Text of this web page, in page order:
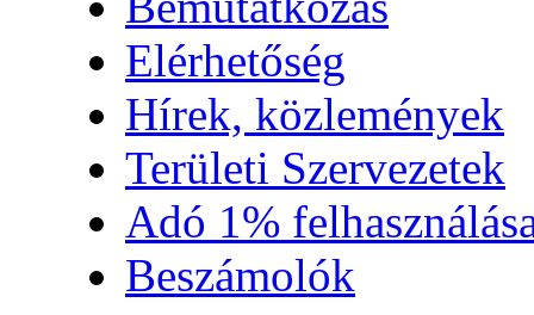
Elérhetőség
Hírek, közlemények
Területi Szervezetek
Adó 1%
Beszámolók